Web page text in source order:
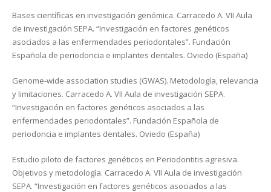
Bases científicas en investigación genómica. Carracedo A. VII Aula
de investigación SEPA. “Investigación en factores genéticos
asociados a las enfermendades periodontales”. Fundación
Española de periodoncia e implantes dentales. Oviedo (España)
Genome-wide association studies (GWAS). Metodología, relevancia
y limitaciones. Carracedo A. VII Aula de investigación SEPA.
“Investigación en factores genéticos asociados a las
enfermendades periodontales”. Fundación Española de
periodoncia e implantes dentales. Oviedo (España)
Estudio piloto de factores genéticos en Periodontitis agresiva.
Objetivos y metodología. Carracedo A. VII Aula de investigación
SEPA. “Investigación en factores genéticos asociados a las